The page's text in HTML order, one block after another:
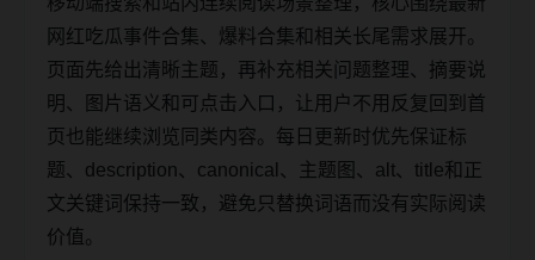
网红吃瓜事件合集、爆料合集和相关长尾需求展开。
页面先给出清晰主题，再补充相关问题整理、摘要说
明、图片语义和可点击入口，让用户不用反复回到首
页也能继续浏览同类内容。每日更新时优先保证标
题、description、canonical、主题图、alt、title和正
文关键词保持一致，避免只替换词语而没有实际阅读
价值。